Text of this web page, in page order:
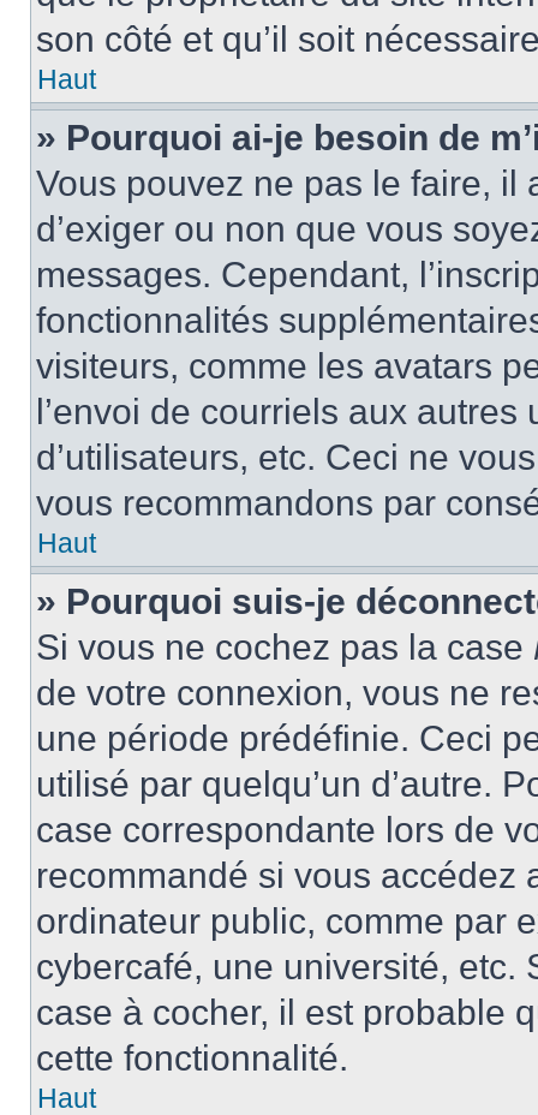
son côté et qu’il soit
Haut
» Pourquoi ai-je besoin de
Vous pouvez ne pas le faire, il
d’exiger ou non que vous
messages. Cependant,
fonctionnalités
visiteurs, comme les avatars
l’envoi de courriels aux
d’utilisateurs, etc. Ceci ne
vous recommandons par
Haut
» Pourquoi suis-je
Si vous ne cochez pas la case
de votre connexion, vous ne
une période prédéfinie. Ceci
utilisé par quelqu’un d’autre.
case correspondante lors de
recommandé si vous accédez
ordinateur public, comme par
cybercafé, une université, etc.
case à cocher, il est probable
cette fonctionnalité.
Haut